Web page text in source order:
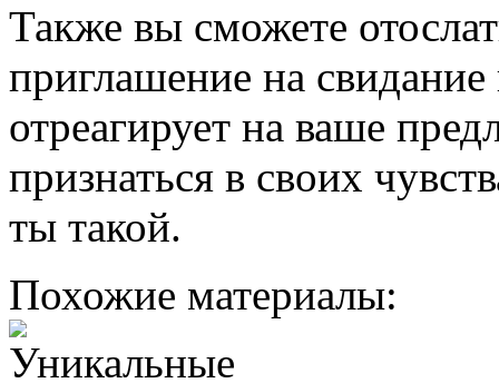
Также вы сможете
приглашение на
отреагирует на ваше
признаться в своих
ты такой.
Похожие материалы: